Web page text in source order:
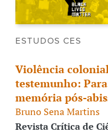
ESTUDOS CES
Violência
testemunho:
memória pós-
Bruno Sena Martins
Revista Crítica de